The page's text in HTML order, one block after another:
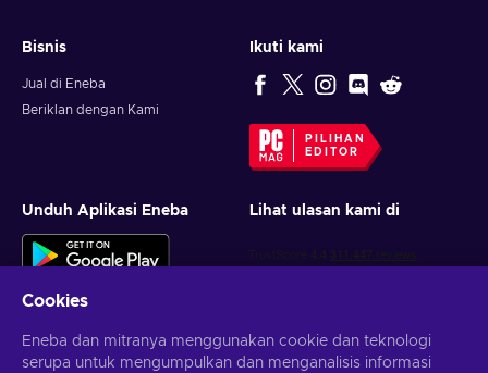
Bisnis
Jual di Eneba
Beriklan dengan Kami
Ikuti kami
PILIHAN
EDITOR
Unduh Aplikasi Eneba Lihat ulasan kami di
Cookies
Eneba dan mitranya menggunakan cookie dan teknologi
serupa untuk mengumpulkan dan menganalisis informasi